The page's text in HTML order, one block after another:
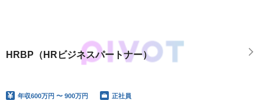
HRBP（HRビジネスパートナー）
年収600万円 〜 900万円 正社員